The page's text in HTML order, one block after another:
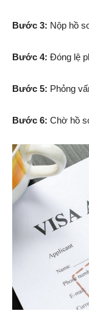
Bước 3: Nộp hồ
Bước 4: Đóng lệ
Bước 5: Phỏng
Bước 6: Chờ hồ